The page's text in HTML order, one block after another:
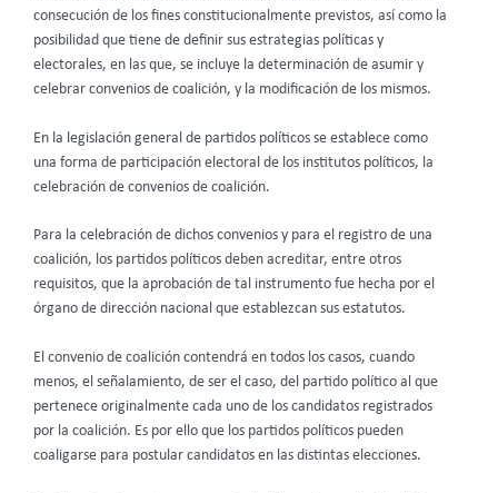
consecución de los fines constitucionalmente previstos, así como la
posibilidad que tiene de definir sus estrategias políticas y
electorales, en las que, se incluye la determinación de asumir y
celebrar convenios de coalición, y la modificación de los mismos.
En la legislación general de partidos políticos se establece como
una forma de participación electoral de los institutos políticos, la
celebración de convenios de coalición.
Para la celebración de dichos convenios y para el registro de una
coalición, los partidos políticos deben acreditar, entre otros
requisitos, que la aprobación de tal instrumento fue hecha por el
órgano de dirección nacional que establezcan sus estatutos.
El convenio de coalición contendrá en todos los casos, cuando
menos, el señalamiento, de ser el caso, del partido político al que
pertenece originalmente cada uno de los candidatos registrados
por la coalición. Es por ello que los partidos políticos pueden
coaligarse para postular candidatos en las distintas elecciones.